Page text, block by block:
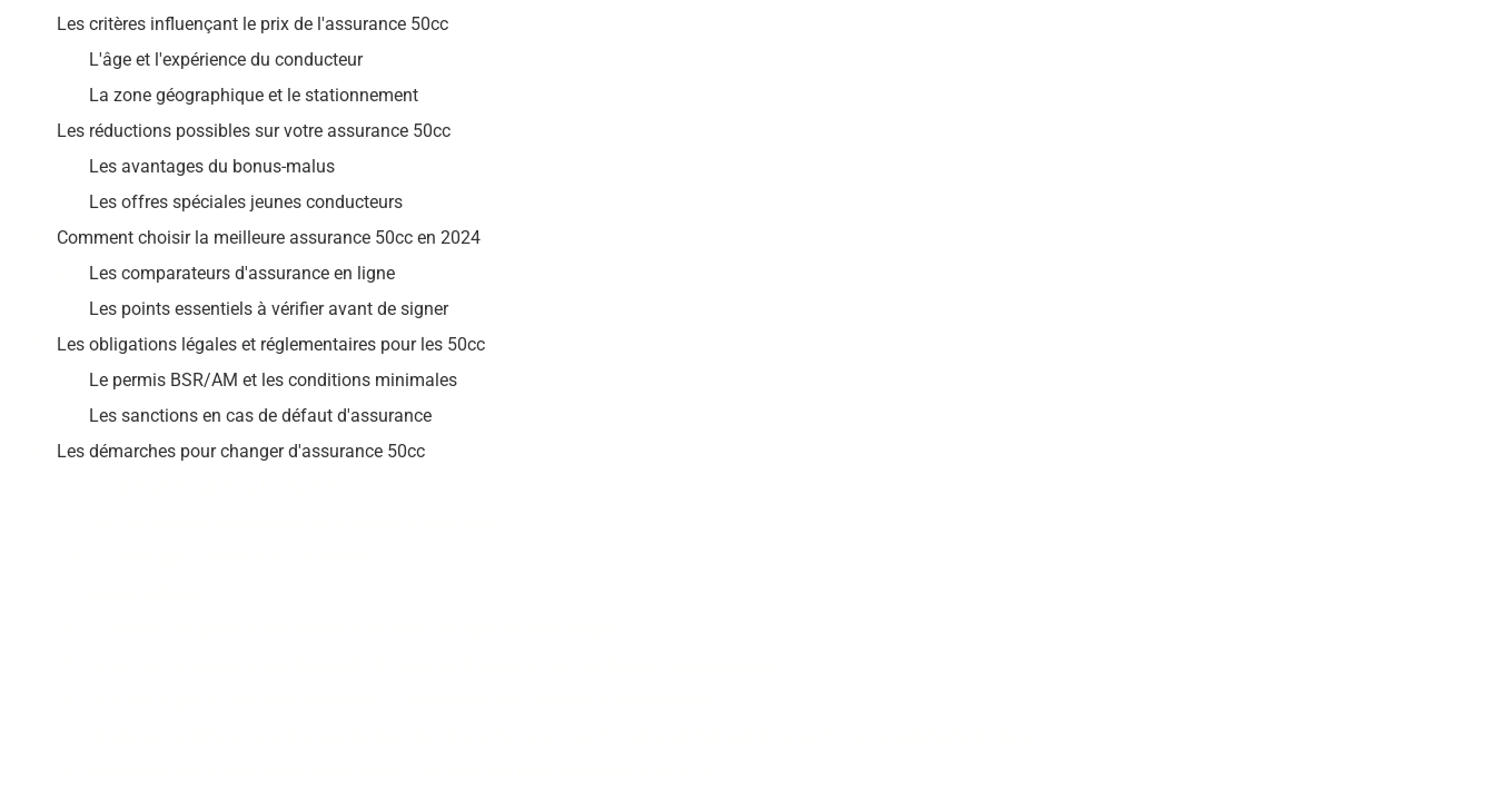
Les critères influençant le prix de l'assurance 50cc
L'âge et l'expérience du conducteur
La zone géographique et le stationnement
Les réductions possibles sur votre assurance 50cc
Les avantages du bonus-malus
Les offres spéciales jeunes conducteurs
Comment choisir la meilleure assurance 50cc en 2024
Les comparateurs d'assurance en ligne
Les points essentiels à vérifier avant de signer
Les obligations légales et réglementaires pour les 50cc
Le permis BSR/AM et les conditions minimales
Les sanctions en cas de défaut d'assurance
Les démarches pour changer d'assurance 50cc